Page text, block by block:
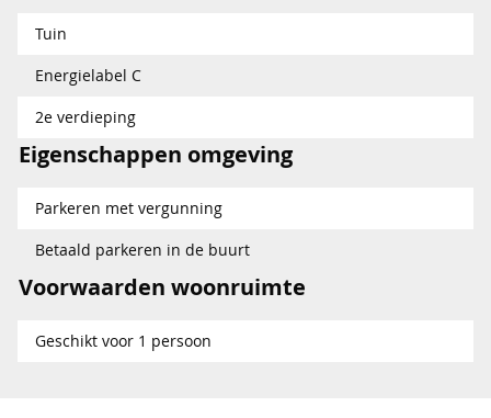
Tuin
Energielabel C
2e verdieping
Eigenschappen omgeving
Parkeren met vergunning
Betaald parkeren in de buurt
Voorwaarden woonruimte
Geschikt voor 1 persoon